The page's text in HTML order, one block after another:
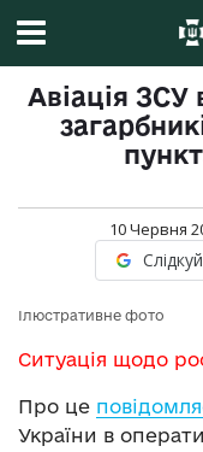
Авіація
10 Червня
Ілюстративне фото
Ситуація щодо
Про це
України в